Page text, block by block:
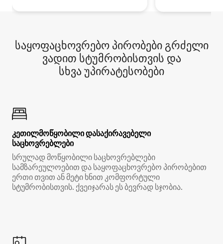
საყოფაცხოვრებო პირობები გრძელი
ვადით სტუმრობისთვის და
სხვა უპირატესობები
კეთილმოწყობილი დასაქირავებელი
საცხოვრებლები
სრულად მოწყობილი საცხოვრებლები
სამზარეულოებით და საყოფაცხოვრებო პირობებით
ერთი თვით ან მეტი ხნით კომფორტული
სტუმრობისთვის. ქვეიჯარას ეს ბევრად სჯობია.